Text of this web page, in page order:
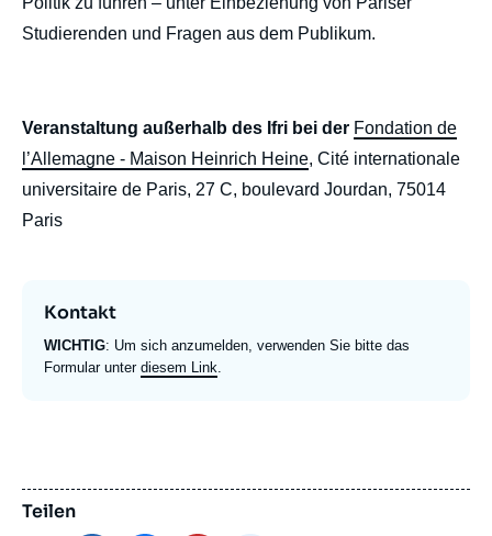
Studierenden und Fragen aus dem Publikum.
Veranstaltung außerhalb des Ifri bei der Fondation de
l’Allemagne - Maison Heinrich Heine, Cité internationale
universitaire de Paris, 27 C, boulevard Jourdan, 75014
Paris
Kontakt
WICHTIG: Um sich anzumelden, verwenden Sie bitte das
Formular unter diesem Link.
Teilen